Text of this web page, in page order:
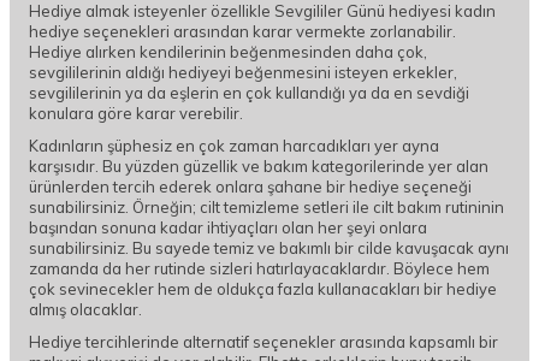
Hediye almak isteyenler özellikle Sevgililer Günü hediyesi kadın
hediye seçenekleri arasından karar vermekte zorlanabilir.
Hediye alırken kendilerinin beğenmesinden daha çok,
sevgililerinin aldığı hediyeyi beğenmesini isteyen erkekler,
sevgililerinin ya da eşlerin en çok kullandığı ya da en sevdiği
konulara göre karar verebilir.
Kadınların şüphesiz en çok zaman harcadıkları yer ayna
karşısıdır. Bu yüzden güzellik ve bakım kategorilerinde yer alan
ürünlerden tercih ederek onlara şahane bir hediye seçeneği
sunabilirsiniz. Örneğin; cilt temizleme setleri ile cilt bakım rutininin
başından sonuna kadar ihtiyaçları olan her şeyi onlara
sunabilirsiniz. Bu sayede temiz ve bakımlı bir cilde kavuşacak aynı
zamanda da her rutinde sizleri hatırlayacaklardır. Böylece hem
çok sevinecekler hem de oldukça fazla kullanacakları bir hediye
almış olacaklar.
Hediye tercihlerinde alternatif seçenekler arasında kapsamlı bir